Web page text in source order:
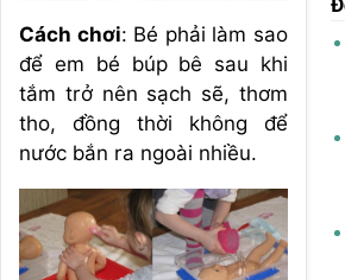
Cách chơi: Bé phải làm sao
để em bé búp bê sau khi
tắm trở nên sạch sẽ, thơm
tho, đồng thời không để
nước bắn ra ngoài nhiều.